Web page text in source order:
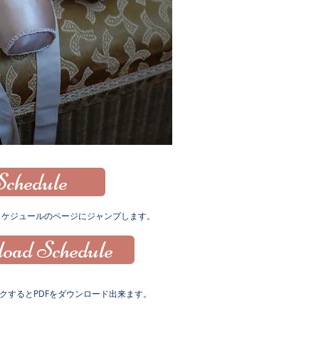
ジュールのページにジャンプします。
Schedule
するとPDFをダウンロード出来ます。